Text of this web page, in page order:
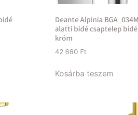
Deante Alpinia
alatti bidé csaptelep
króm
42 660 Ft
Kosárba teszem